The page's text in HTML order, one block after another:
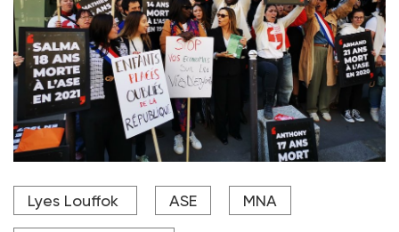
La députée Isabelle Santiago (au centre) a remis,
juste après sa présentation, le rapport de la
Lyes Louffok ASE MNA